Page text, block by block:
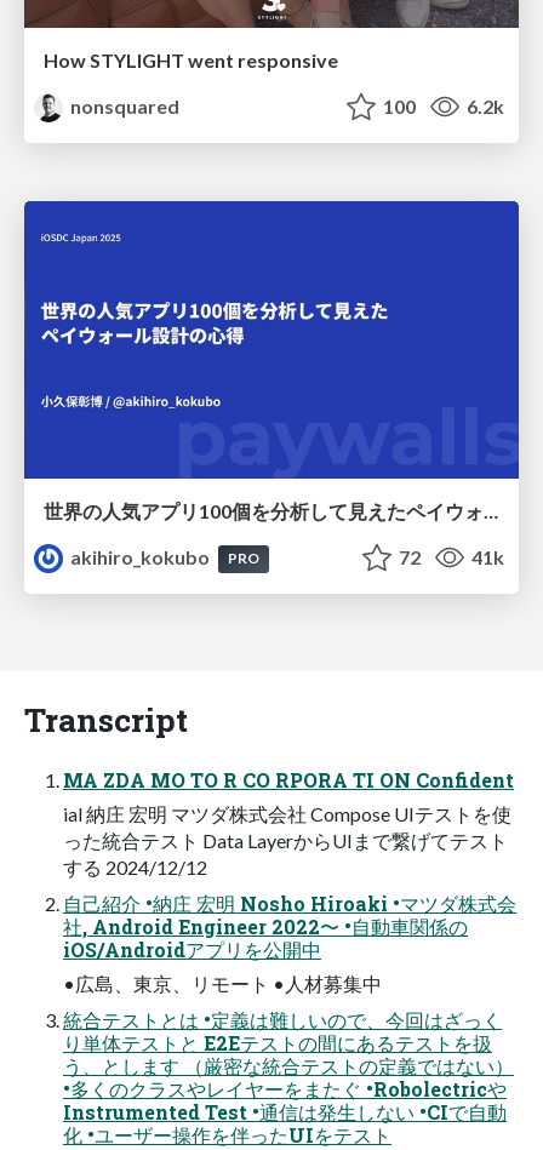
How STYLIGHT went responsive
nonsquared
100 6.2k
世界の人気アプリ100個を分析して見えたペイウォール設計の心得
akihiro_kokubo
PRO 72 41k
Transcript
MA ZDA MO TO R CO RPORA TI ON Confident
ial 納庄 宏明 マツダ株式会社 Compose UIテストを使
った統合テスト Data LayerからUIまで繋げてテスト
する 2024/12/12
自己紹介 •納庄 宏明 Nosho Hiroaki •マツダ株式会
社, Android Engineer 2022〜 •自動車関係の
iOS/Androidアプリを公開中
•広島、東京、リモート •人材募集中
統合テストとは •定義は難しいので、今回はざっく
り単体テストと E2Eテストの間にあるテストを扱
う、とします （厳密な統合テストの定義ではない）
•多くのクラスやレイヤーをまたぐ •Robolectricや
Instrumented Test •通信は発生しない •CIで自動
化 •ユーザー操作を伴ったUIをテスト